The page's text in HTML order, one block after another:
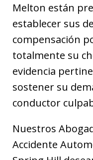
Melton están
establecer sus
compensación
totalmente su
evidencia
sostener su
conductor
Nuestros
Accidente